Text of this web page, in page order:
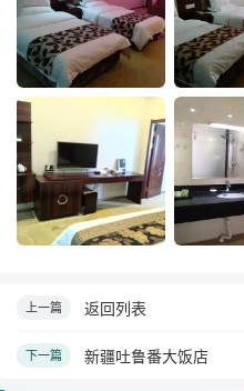
上一篇 返回列表
下一篇 新疆吐鲁番大饭店